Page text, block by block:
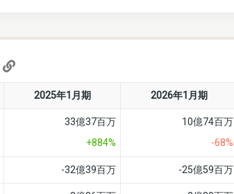
2025年1月期 2026年1月期
33億37百万
+884%
10億74百万
-68%
-32億39百万 -25億59百万